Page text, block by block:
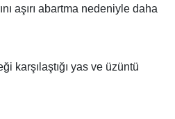
aşırı abartma nedeniyle daha
karşılaştığı yas ve üzüntü